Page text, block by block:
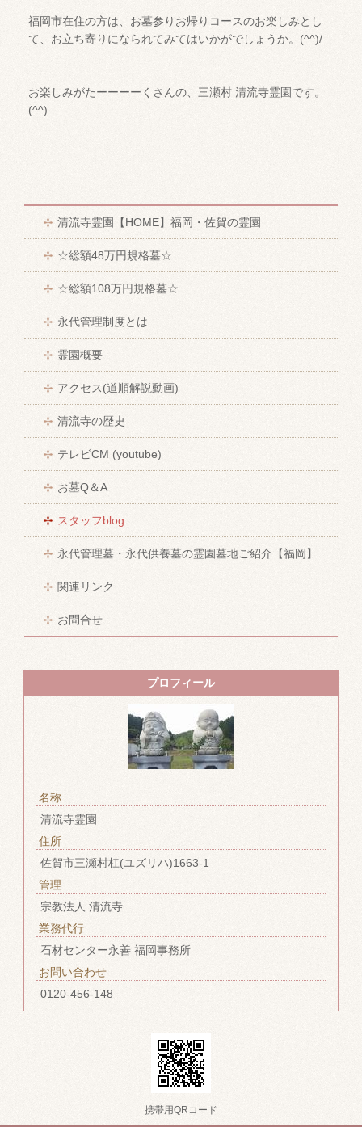
福岡市在住の方は、お墓参りお帰りコースのお楽しみとし
て、お立ち寄りになられてみてはいかがでしょうか。(^^)/
お楽しみがたーーーーくさんの、三瀬村 清流寺霊園です。
(^^)
清流寺霊園【HOME】福岡・佐賀の霊園
☆総額48万円規格墓☆
☆総額108万円規格墓☆
永代管理制度とは
霊園概要
アクセス(道順解説動画)
清流寺の歴史
テレビCM (youtube)
お墓Q＆A
スタッフblog
永代管理墓・永代供養墓の霊園墓地ご紹介【福岡】
関連リンク
お問合せ
プロフィール
名称
清流寺霊園
住所
佐賀市三瀬村杠(ユズリハ)1663-1
管理
宗教法人 清流寺
業務代行
石材センター永善 福岡事務所
お問い合わせ
0120-456-148
携帯用QRコード